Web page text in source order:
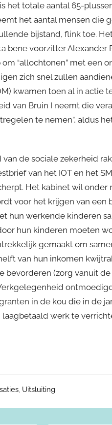
het totale aantal 65-
het aantal mensen die
bijstand, flink toe.
bene voorzitter Alexander
“allochtonen” met een
zich snel zullen
kwamen toen al in actie
van Bruin I neemt die
te nemen”, aldus
de sociale zekerheid
van het IOT en het
Het kabinet wil onder
voor het krijgen van een
hun werkende kinderen
hun kinderen moeten
gemaakt om
van hun inkomen
bevorderen (zorg vanuit
in de kou die in de
werk te
, Uitsluiting